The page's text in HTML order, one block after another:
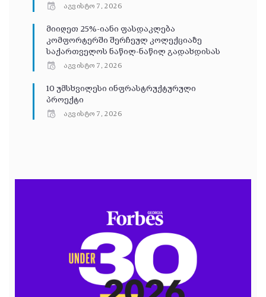
აგვისტო 7, 2026
მიიღეთ 25%-იანი ფასდაკლება
კომფორტერში შერჩეულ კოლექციაზე
საქართველოს ნაწილ-ნაწილ გადახდისას
აგვისტო 7, 2026
10 უმსხვილესი ინფრასტრუქტურული
პროექტი
აგვისტო 7, 2026